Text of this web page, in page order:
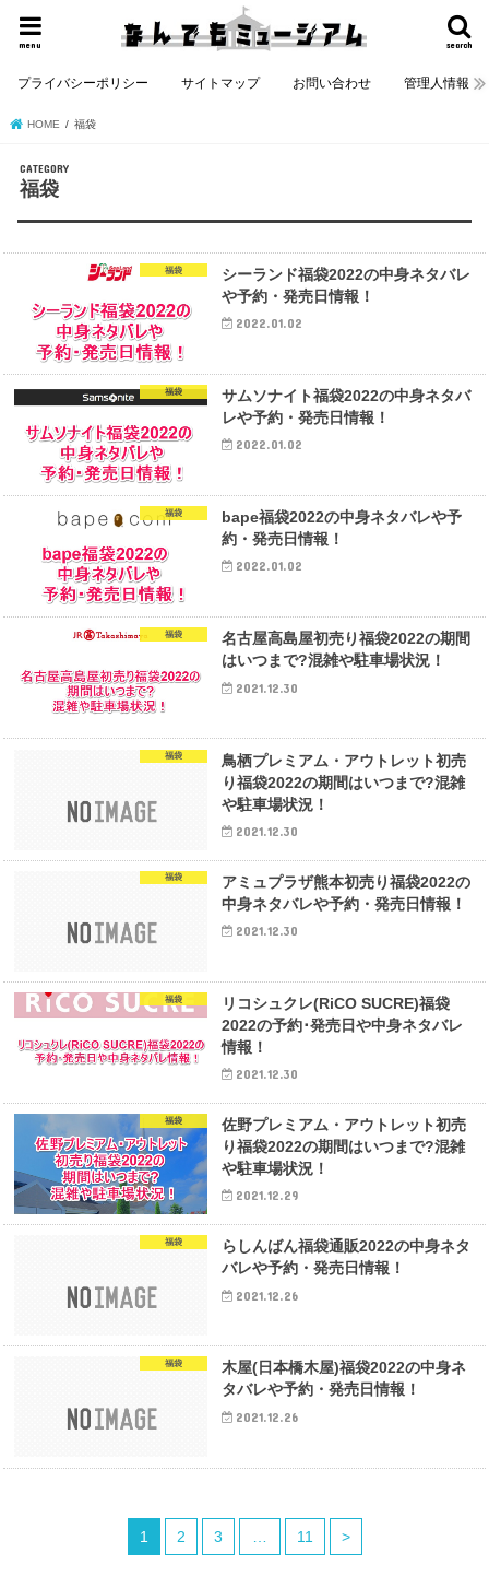
search
menu
プライバシーポリシー サイトマップ お問い合わせ 管理人情報
HOME 福袋
福袋
福袋
シーランド福袋2022の中身ネタバレ
や予約・発売日情報！
2022.01.02
福袋
サムソナイト福袋2022の中身ネタバ
レや予約・発売日情報！
2022.01.02
福袋
bape福袋2022の中身ネタバレや予
約・発売日情報！
2022.01.02
福袋
名古屋高島屋初売り福袋2022の期間
はいつまで?混雑や駐車場状況！
2021.12.30
福袋
鳥栖プレミアム・アウトレット初売
り福袋2022の期間はいつまで?混雑
や駐車場状況！
2021.12.30
福袋
アミュプラザ熊本初売り福袋2022の
中身ネタバレや予約・発売日情報！
2021.12.30
福袋
リコシュクレ(RiCO SUCRE)福袋
2022の予約･発売日や中身ネタバレ
情報！
2021.12.30
福袋
佐野プレミアム・アウトレット初売
り福袋2022の期間はいつまで?混雑
や駐車場状況！
2021.12.29
福袋
らしんばん福袋通販2022の中身ネタ
バレや予約・発売日情報！
2021.12.26
福袋
木屋(日本橋木屋)福袋2022の中身ネ
タバレや予約・発売日情報！
2021.12.26
1 2 3 11 >